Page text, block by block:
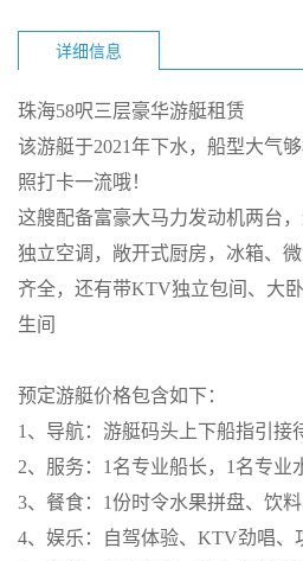
详细信息
珠海58呎三层豪华游艇租赁
该游艇于2021年下水，船型大气
照打卡一流哦！
这艘配备富豪大马力发动机两台
独立空调，敞开式厨房，冰箱、
齐全，还有带KTV独立包间 、 大
生间
预定游艇价格包含如下：
1、导航：游艇码头上下船指引接
2、 服务： 1名专业船长，1名专业
3、 餐食： 1份时令水果拼盘、饮
4、 娱乐：自驾体验、 KTV劲唱、